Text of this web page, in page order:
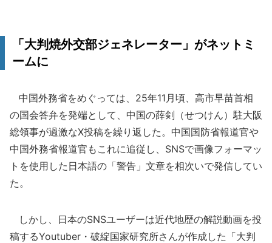
「大判焼外交部ジェネレーター」がネットミ
ームに
中国外務省をめぐっては、25年11月頃、高市早苗首相
の国会答弁を発端として、中国の薛剣（せつけん）駐大阪
総領事が過激なX投稿を繰り返した。中国国防省報道官や
中国外務省報道官もこれに追従し、SNSで画像フォーマッ
トを使用した日本語の「警告」文章を相次いで発信してい
た。
しかし、日本のSNSユーザーは近代地歴の解説動画を投
稿するYoutuber・破綻国家研究所さんが作成した「大判